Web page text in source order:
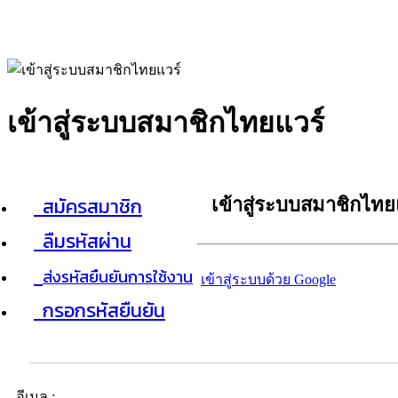
เข้าสู่ระบบสมาชิกไทยแวร์
สมัครสมาชิก
ลืมรหัสผ่าน
ส่งรหัสยืนยันการใช้งาน
กรอกรหัสยืนยัน
เข้าสู่ระบบสมาชิกไท
เข้าสู่ระบบด้วย Google